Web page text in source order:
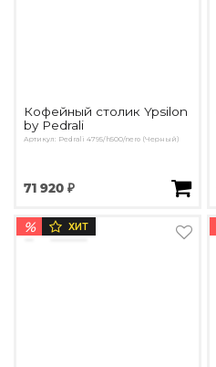
Кофейный столик Ypsilon
by Pedrali
Артикул: Pedrali 4795/h500/nero (Черный)
71 920 ₽
% ХИТ